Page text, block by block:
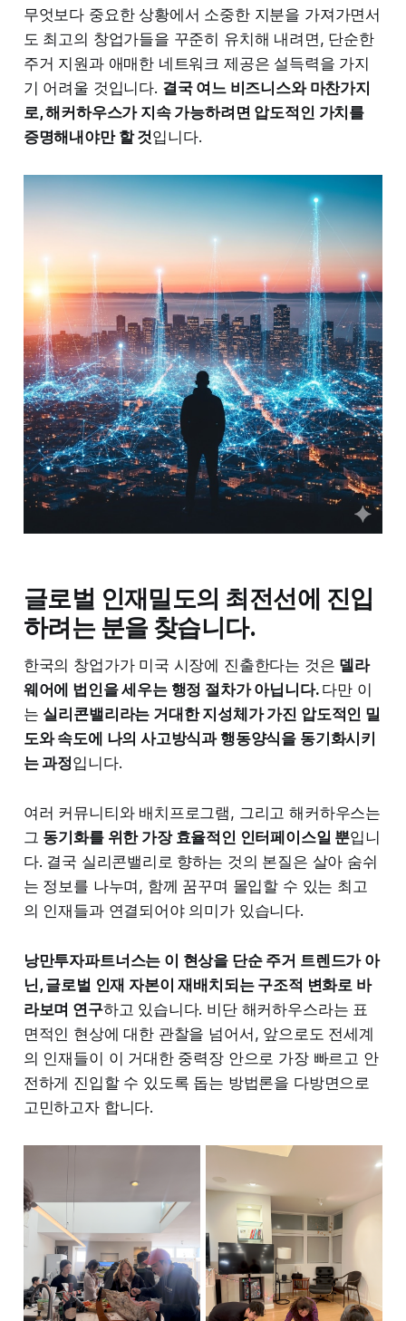
무엇보다 중요한 상황에서 소중한 지분을 가져가면서
도 최고의 창업가들을 꾸준히 유치해 내려면, 단순한
주거 지원과 애매한 네트워크 제공은 설득력을 가지
기 어려울 것입니다. 결국 여느 비즈니스와 마찬가지
로, 해커하우스가 지속 가능하려면 압도적인 가치를
증명해내야만 할 것입니다.
글로벌 인재밀도의 최전선에 진입
하려는 분을 찾습니다.
한국의 창업가가 미국 시장에 진출한다는 것은 델라
웨어에 법인을 세우는 행정 절차가 아닙니다. 다만 이
는 실리콘밸리라는 거대한 지성체가 가진 압도적인 밀
도와 속도에 나의 사고방식과 행동양식을 동기화시키
는 과정입니다.
여러 커뮤니티와 배치프로그램, 그리고 해커하우스는
그 동기화를 위한 가장 효율적인 인터페이스일 뿐입니
다. 결국 실리콘밸리로 향하는 것의 본질은 살아 숨쉬
는 정보를 나누며, 함께 꿈꾸며 몰입할 수 있는 최고
의 인재들과 연결되어야 의미가 있습니다.
낭만투자파트너스는 이 현상을 단순 주거 트렌드가 아
닌, 글로벌 인재 자본이 재배치되는 구조적 변화로 바
라보며 연구하고 있습니다. 비단 해커하우스라는 표
면적인 현상에 대한 관찰을 넘어서, 앞으로도 전세계
의 인재들이 이 거대한 중력장 안으로 가장 빠르고 안
전하게 진입할 수 있도록 돕는 방법론을 다방면으로
고민하고자 합니다.